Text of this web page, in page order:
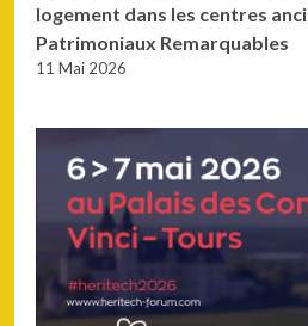
logement dans les centres
Patrimoniaux Remarquables
11 Mai 2026